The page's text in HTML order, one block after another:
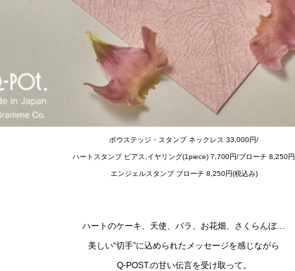
ポウステッジ・スタンプ ネックレス 33,000円/
ハートスタンプ ピアス,イヤリング(1piece) 7,700円/ブローチ 8,250円
エンジェルスタンプ ブローチ 8,250円(税込み)
ハートのケーキ、天使、バラ、お花畑、さくらんぼ…
美しい“切手”に込められたメッセージを感じながら
Q-POST.の甘い伝言を受け取って。